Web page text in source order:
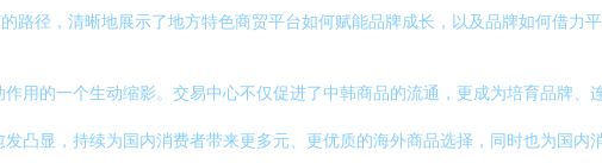
路径，清晰地展示了地方特色商贸平台如何赋能品牌成长，以及品牌如何借力平
用的一个生动缩影。交易中心不仅促进了中韩商品的流通，更成为培育品牌、
凸显，持续为国内消费者带来更多元、更优质的海外商品选择，同时也为国内